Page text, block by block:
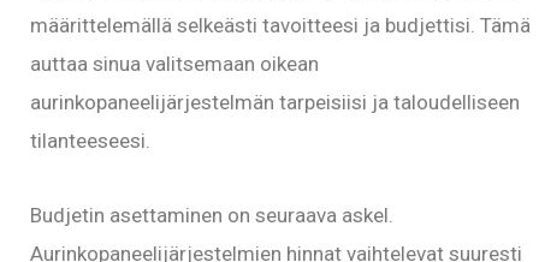
määrittelemällä selkeästi tavoitteesi ja budjettisi. Tämä
auttaa sinua valitsemaan oikean
aurinkopaneelijärjestelmän tarpeisiisi ja taloudelliseen
tilanteeseesi.
Budjetin asettaminen on seuraava askel.
Aurinkopaneelijärjestelmien hinnat vaihtelevat suuresti